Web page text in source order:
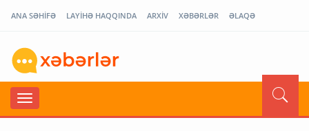
ANA SƏHİFƏ LAYİHƏ HAQQINDA ARXİV XƏBƏRLƏR ƏLAQƏ